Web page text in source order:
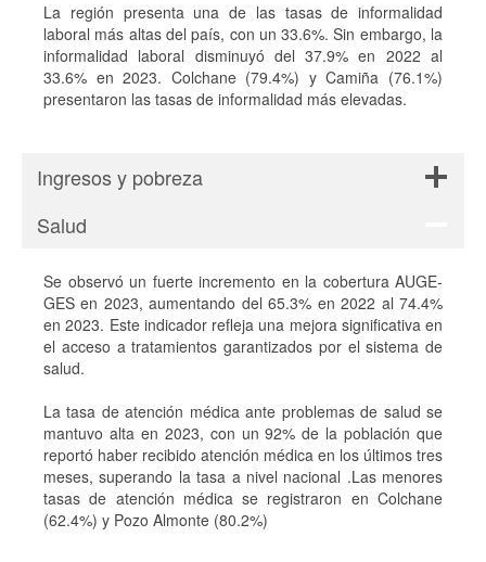
La región presenta una de las tasas de informalidad
laboral más altas del país, con un 33.6%. Sin embargo, la
informalidad laboral disminuyó del 37.9% en 2022 al
33.6% en 2023. Colchane (79.4%) y Camiña (76.1%)
presentaron las tasas de informalidad más elevadas.
Ingresos y pobreza
Salud
Se observó un fuerte incremento en la cobertura AUGE-
GES en 2023, aumentando del 65.3% en 2022 al 74.4%
en 2023. Este indicador refleja una mejora significativa en
el acceso a tratamientos garantizados por el sistema de
salud.
La tasa de atención médica ante problemas de salud se
mantuvo alta en 2023, con un 92% de la población que
reportó haber recibido atención médica en los últimos tres
meses, superando la tasa a nivel nacional​ ​.Las menores
tasas de atención médica se registraron en Colchane
(62.4%) y Pozo Almonte (80.2%)